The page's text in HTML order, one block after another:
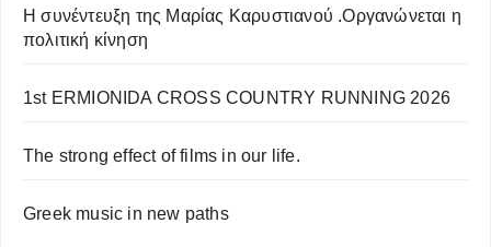
Η συνέντευξη της Μαρίας Καρυστιανού .Οργανώνεται η
πολιτική κίνηση
​1st ERMIONIDA CROSS COUNTRY RUNNING 2026
The strong effect of films in our life.
Greek music in new paths